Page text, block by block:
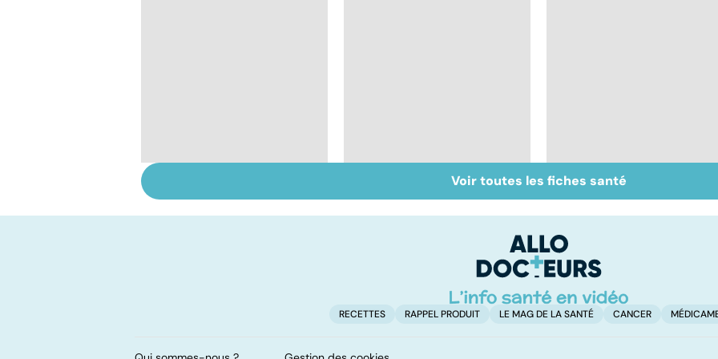
virus
Votre santé en
vacances
Maladies éruptives :
comment les
Voir toutes les fiches santé
RECETTES RAPPEL PRODUIT LE MAG DE LA SANTÉ CANCER